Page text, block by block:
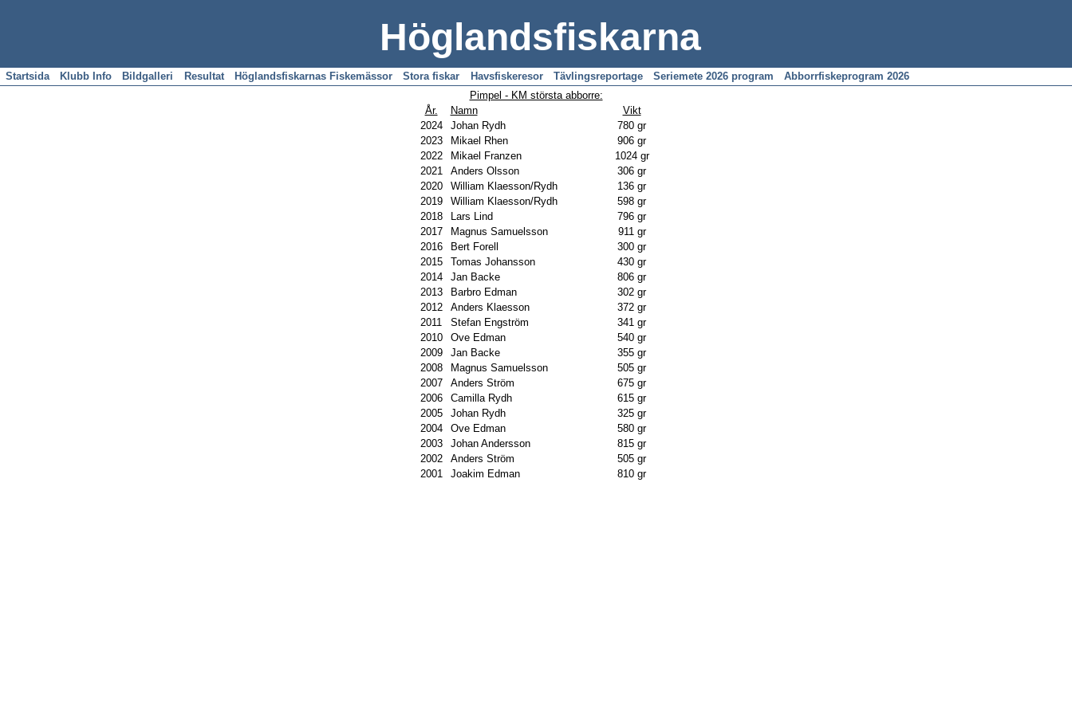
Höglandsfiskarna
Startsida Klubb Info Bildgalleri Resultat Höglandsfiskarnas Fiskemässor Stora fiskar Havsfiskeresor Tävlingsreportage Seriemete 2026 program
Abborrfiskeprogram 2026
Pimpel - KM största abborre:
År.
Namn
Vikt
2024
Johan Rydh
780 gr
2023
Mikael Rhen
906 gr
2022
Mikael Franzen
1024 gr
2021
Anders Olsson
306 gr
2020
William Klaesson/Rydh
136 gr
2019
William Klaesson/Rydh
598 gr
2018
Lars Lind
796 gr
2017
Magnus Samuelsson
911 gr
2016
Bert Forell
300 gr
2015
Tomas Johansson
430 gr
2014
Jan Backe
806 gr
2013
Barbro Edman
302 gr
2012
Anders Klaesson
372 gr
2011
Stefan Engström
341 gr
2010
Ove Edman
540 gr
2009
Jan Backe
355 gr
2008
Magnus Samuelsson
505 gr
2007
Anders Ström
675 gr
2006
Camilla Rydh
615 gr
2005
Johan Rydh
325 gr
2004
Ove Edman
580 gr
2003
Johan Andersson
815 gr
2002
Anders Ström
505 gr
2001
Joakim Edman 810 gr